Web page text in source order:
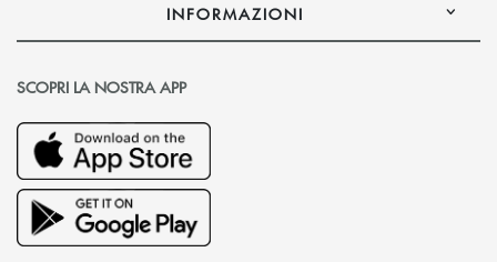
INFORMAZIONI
SCOPRI LA NOSTRA APP